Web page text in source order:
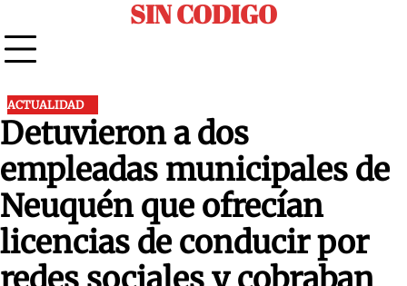
to
content
SIN CODIGO
ACTUALIDAD
Detuvieron a dos
empleadas municipales de
Neuquén que ofrecían
licencias de conducir por